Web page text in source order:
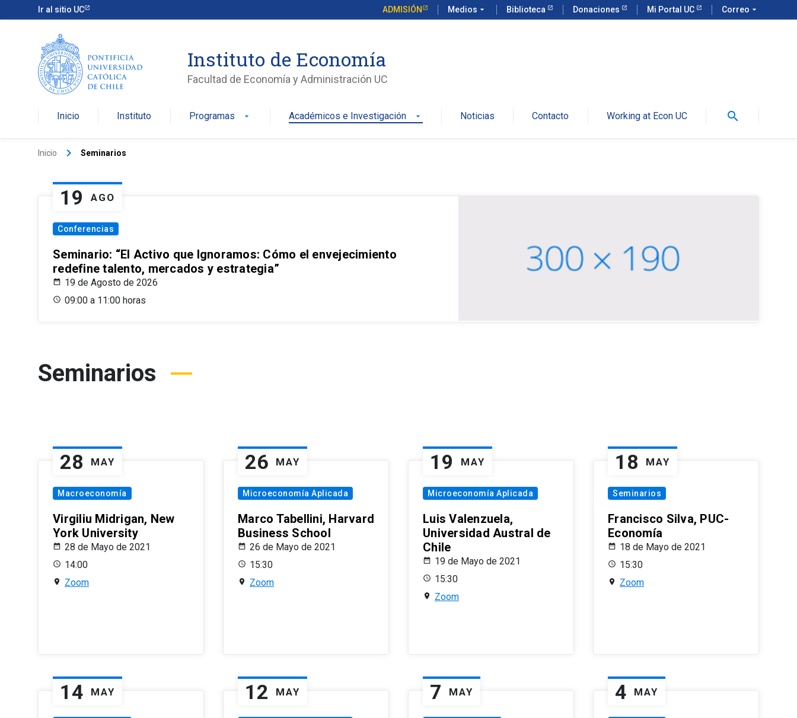
Ir al sitio UC ADMISIÓN Medios arrow_drop_down Biblioteca Donaciones Mi Portal UC Correo arrow_drop_down
Instituto de Economía
Facultad de Economía y Administración UC
Inicio Instituto Programas arrow_drop_down Académicos e Investigación arrow_drop_down Noticias Contacto Working at Econ UC search
Inicio keyboard_arrow_right Seminarios
19 AGO
Conferencias
Seminario: “El Activo que Ignoramos: Cómo el envejecimiento
redefine talento, mercados y estrategia”
19 de Agosto de 2026
09:00 a 11:00 horas
Seminarios
28 MAY
Macroeconomía
Virgiliu Midrigan, New
York University
28 de Mayo de 2021
14:00
Zoom
26 MAY
Microeconomía Aplicada
Marco Tabellini, Harvard
Business School
26 de Mayo de 2021
15:30
Zoom
19 MAY
Microeconomía Aplicada
Luis Valenzuela,
Universidad Austral de
Chile
19 de Mayo de 2021
15:30
Zoom
18 MAY
Seminarios
Francisco Silva, PUC-
Economía
18 de Mayo de 2021
15:30
Zoom
14 MAY 12 MAY 7 MAY 4 MAY